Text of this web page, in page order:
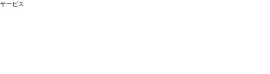
サービス